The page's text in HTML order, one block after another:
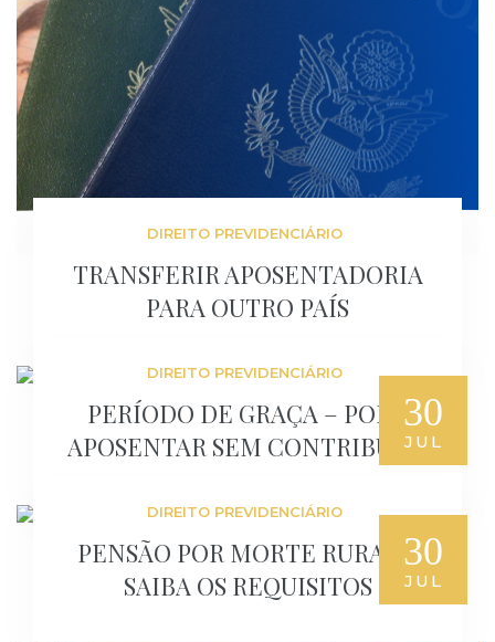
DIREITO PREVIDENCIÁRIO
TRANSFERIR APOSENTADORIA
PARA OUTRO PAÍS
30
JUL
DIREITO PREVIDENCIÁRIO
PERÍODO DE GRAÇA – PODE
APOSENTAR SEM CONTRIBUIR?
30
JUL
DIREITO PREVIDENCIÁRIO
PENSÃO POR MORTE RURAL –
SAIBA OS REQUISITOS